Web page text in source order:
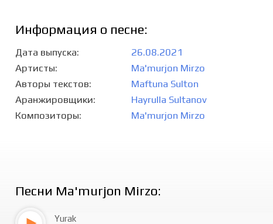
Информация о песне:
Дата выпуска
26.08.2021
Артисты
Ma'murjon Mirzo
Авторы текстов
Maftuna Sulton
Аранжировщики
Hayrulla Sultanov
Композиторы
Ma'murjon Mirzo
Песни Ma'murjon Mirzo:
Yurak